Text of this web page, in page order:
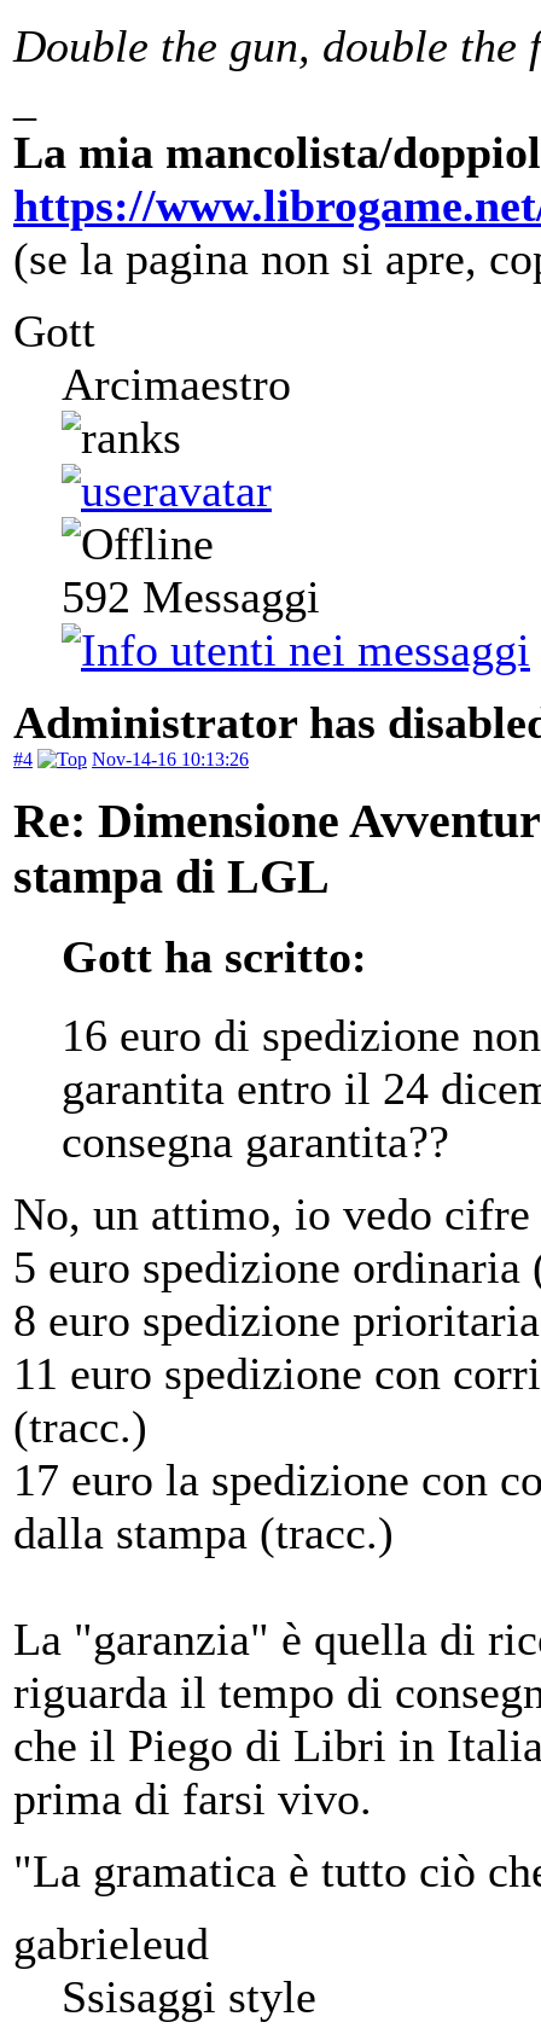
Double the gun, double the
La mia mancolista/
https://
(se la pagina non si apre,
Gott
Arcimaestro
592 Messaggi
Administrator has
#4 Nov-14-16 10:13:26
Re: Dimensione
stampa di LGL
Gott ha scritto:
16 euro di spedizione
garantita entro il 24
consegna garantita??
No, un attimo, io vedo cifre
5 euro spedizione ordinaria
8 euro spedizione
11 euro spedizione con
(tracc.)
17 euro la spedizione con
dalla stampa (tracc.)
La "garanzia" è quella di
riguarda il tempo di
che il Piego di Libri in Italia
prima di farsi vivo.
"La gramatica è tutto ciò
gabrieleud
Ssisaggi style